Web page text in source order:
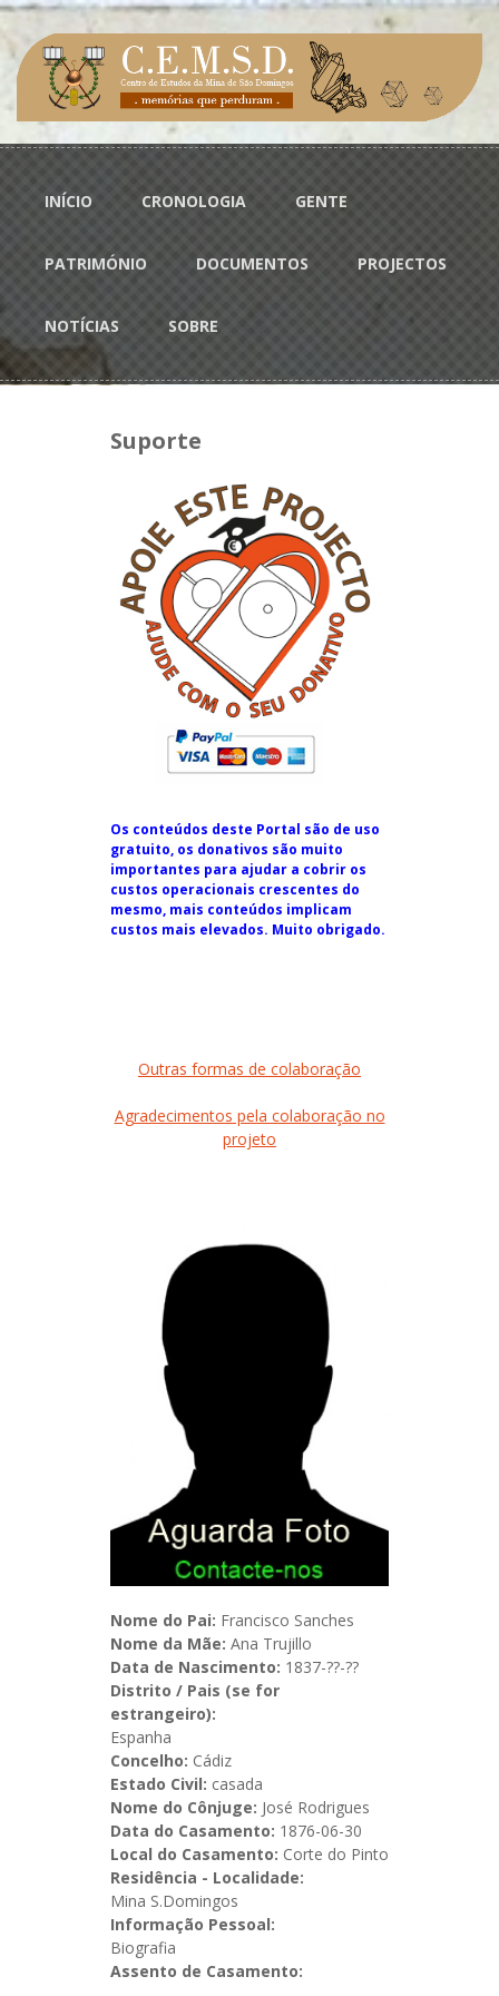
Passar para o conteúdo principal
Menu principal
INÍCIO CRONOLOGIA GENTE
PATRIMÓNIO DOCUMENTOS PROJECTOS
NOTÍCIAS SOBRE
Suporte
Os conteúdos deste Portal são de uso
gratuito, os donativos são muito
importantes para ajudar a cobrir os
custos operacionais crescentes do
mesmo, mais conteúdos implicam
custos mais elevados. Muito obrigado.
Outras formas de colaboração
Agradecimentos pela colaboração no
projeto
Nome do Pai: Francisco Sanches
Nome da Mãe: Ana Trujillo
Data de Nascimento: 1837-??-??
Distrito / Pais (se for
estrangeiro):
Espanha
Concelho: Cádiz
Estado Civil: casada
Nome do Cônjuge: José Rodrigues
Data do Casamento: 1876-06-30
Local do Casamento: Corte do Pinto
Residência - Localidade:
Mina S.Domingos
Informação Pessoal:
Biografia
Assento de Casamento: